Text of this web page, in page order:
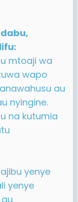
mtoaji wa
wapo
au
nyingine.
na kutumia
yenye
yenye